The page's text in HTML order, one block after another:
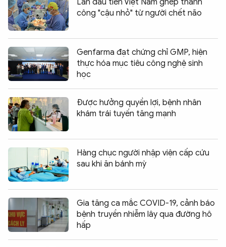
công "cậu nhỏ" từ người chết não
Genfarma đạt chứng chỉ GMP, hiện
thực hóa mục tiêu công nghệ sinh
học
Được hưởng quyền lợi, bệnh nhân
khám trái tuyến tăng mạnh
Hàng chục người nhập viện cấp cứu
sau khi ăn bánh mỳ
Gia tăng ca mắc COVID-19, cảnh báo
bệnh truyền nhiễm lây qua đường hô
hấp